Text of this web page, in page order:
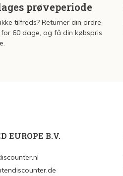
prøveperiode
tilfreds? Returner din ordre
60 dage, og få din købspris
EUROPE B.V.